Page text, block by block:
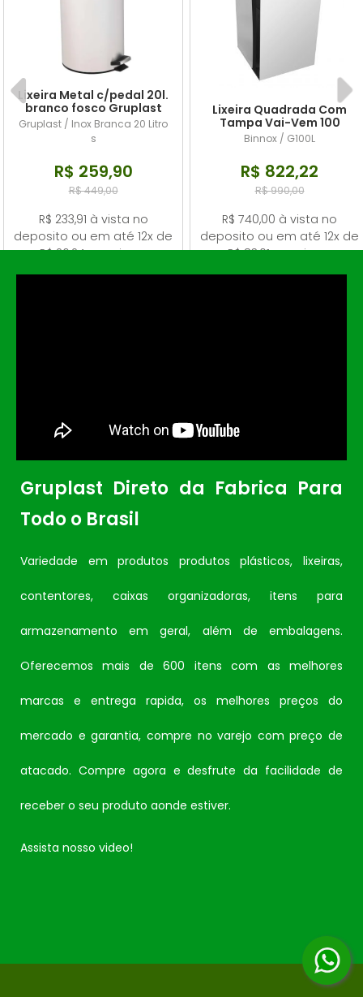
Lixeira Metal c/pedal 20l.
branco fosco Gruplast
Gruplast / Inox Branca 20 Litro
s
R$ 259,90
R$ 449,00
R$ 233,91 à vista no
deposito ou em até 12x de
R$ 26,24 com juros
Lixeira Quadrada Com
Tampa Vai-Vem 100
Litros Binnox
Binnox / G100L
R$ 822,22
R$ 990,00
R$ 740,00 à vista no
deposito ou em até 12x de
R$ 83,01 com juros
Gruplast Direto da Fabrica Para
Todo o Brasil
Variedade em produtos produtos plásticos, lixeiras,
contentores, caixas organizadoras, itens para
armazenamento em geral, além de embalagens.
Oferecemos mais de 600 itens com as melhores
marcas e entrega rapida, os melhores preços do
mercado e garantia, compre no varejo com preço de
atacado. Compre agora e desfrute da facilidade de
receber o seu produto aonde estiver.
Assista nosso video!